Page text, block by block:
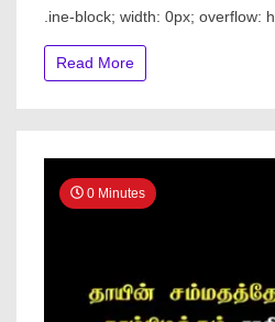
.ine-block; width: 0px; overflow:
Read More
0 Minutes